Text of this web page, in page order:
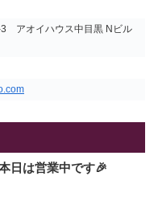
アオイハウス中目黒 Nビル
日は営業中です🎉